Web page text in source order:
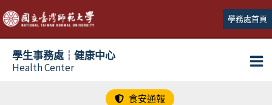
跳
至
主
學務處首頁
學生事務處┆健康中心
Health Center
食安通報